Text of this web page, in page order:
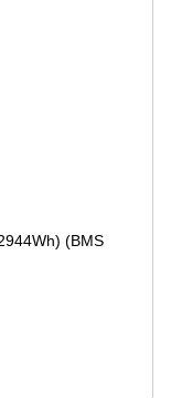
(BMS